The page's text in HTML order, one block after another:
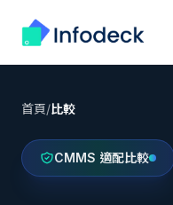
首頁/比較
CMMS 適配比較